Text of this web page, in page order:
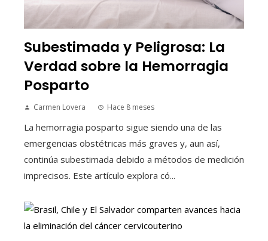
Subestimada y Peligrosa: La
Verdad sobre la Hemorragia
Posparto
Carmen Lovera Hace 8 meses
La hemorragia posparto sigue siendo una de las
emergencias obstétricas más graves y, aun así,
continúa subestimada debido a métodos de medición
imprecisos. Este artículo explora có...